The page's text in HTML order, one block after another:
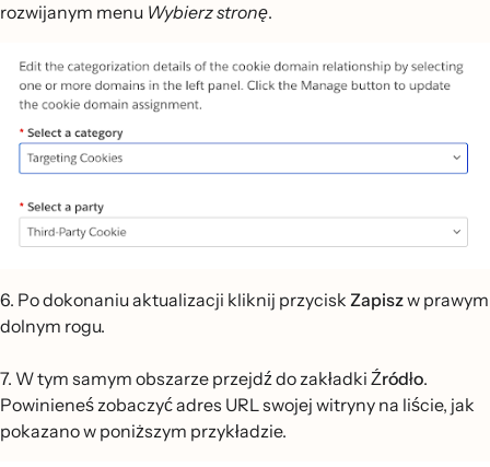
rozwijanym menu Wybierz stronę.
6. Po dokonaniu aktualizacji kliknij przycisk Zapiszw prawym
dolnym rogu.
7. W tym samym obszarze przejdź do zakładki Źródło.
Powinieneś zobaczyć adres URL swojej witryny na liście, jak
pokazano w poniższym przykładzie.